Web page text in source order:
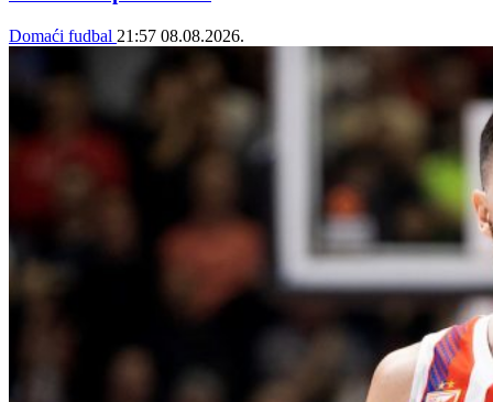
Domaći fudbal 21:57 08.08.2026.